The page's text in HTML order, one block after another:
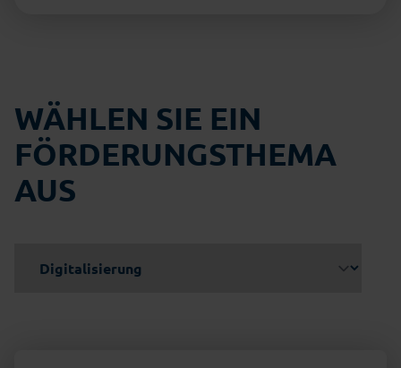
WÄHLEN SIE EIN
FÖRDERUNGSTHEMA
AUS